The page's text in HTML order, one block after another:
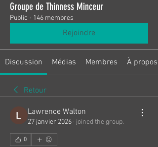
Groupe de Thinness Minceur
Public · 146 membres
Rejoindre
Discussion Médias Membres À propos
Retour
Lawrence Walton
27 janvier 2026 · joined the group.
0